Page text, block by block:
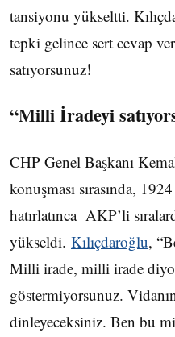
tansiyonu yükseltti.
tepki gelince sert cevap
satıyorsunuz!
“Milli İradeyi
CHP Genel Başkanı
konuşması sırasında,
hatırlatınca AKP’li
yükseldi. Kılıçdaroğlu,
Milli irade, milli irade
göstermiyorsunuz.
dinleyeceksiniz. Ben bu